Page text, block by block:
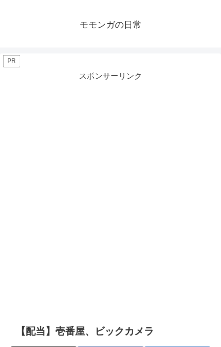
モモンガの日常
PR
スポンサーリンク
【配当】壱番屋、ビックカメラ